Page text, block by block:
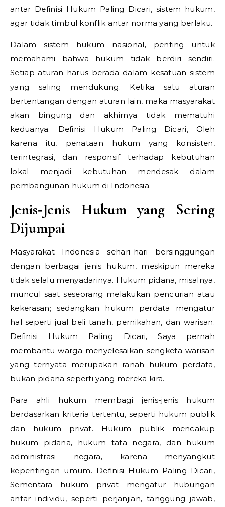
antar Definisi Hukum Paling Dicari, sistem hukum,
agar tidak timbul konflik antar norma yang berlaku.
Dalam sistem hukum nasional, penting untuk
memahami bahwa hukum tidak berdiri sendiri.
Setiap aturan harus berada dalam kesatuan sistem
yang saling mendukung. Ketika satu aturan
bertentangan dengan aturan lain, maka masyarakat
akan bingung dan akhirnya tidak mematuhi
keduanya. Definisi Hukum Paling Dicari, Oleh
karena itu, penataan hukum yang konsisten,
terintegrasi, dan responsif terhadap kebutuhan
lokal menjadi kebutuhan mendesak dalam
pembangunan hukum di Indonesia.
Jenis‑Jenis Hukum yang Sering
Dijumpai
Masyarakat Indonesia sehari-hari bersinggungan
dengan berbagai jenis hukum, meskipun mereka
tidak selalu menyadarinya. Hukum pidana, misalnya,
muncul saat seseorang melakukan pencurian atau
kekerasan; sedangkan hukum perdata mengatur
hal seperti jual beli tanah, pernikahan, dan warisan.
Definisi Hukum Paling Dicari,Saya pernah
membantu warga menyelesaikan sengketa warisan
yang ternyata merupakan ranah hukum perdata,
bukan pidana seperti yang mereka kira.
Para ahli hukum membagi jenis-jenis hukum
berdasarkan kriteria tertentu, seperti hukum publik
dan hukum privat. Hukum publik mencakup
hukum pidana, hukum tata negara, dan hukum
administrasi negara, karena menyangkut
kepentingan umum. Definisi Hukum Paling Dicari,
Sementara hukum privat mengatur hubungan
antar individu, seperti perjanjian, tanggung jawab,